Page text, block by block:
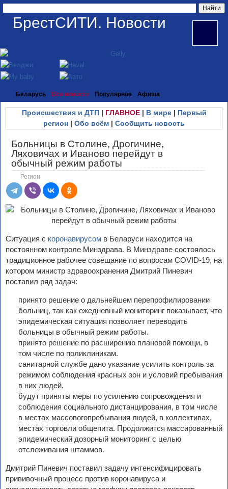
БрестСИТИ. Новости
Беларусь Все новости Популярное Афиша
Происшествия и ДТП| ГЛАВНОЕ| В мире| Первый
регион | Обо всём | Сообщить новость
Больницы в Столине, Дрогичине,
Ляховичах и Иваново перейдут в
обычный режим работы
Регион
Ситуация с коронавирусом в Беларуси находится на
постоянном контроле Минздрава. В Минздраве состоялось
традиционное рабочее совещание по вопросам COVID-19, на
котором министр здравоохранения Дмитрий Пиневич
поставил ряд задач:
принято решение о дальнейшем перепрофилировании
больниц, так как ежедневный мониторинг показывает, что
эпидемическая ситуация позволяет переводить
больницы в обычный режим работы.
принято решение по расширению плановой помощи, в
том числе по поликлиникам.
санитарной службе дано указание усилить контроль за
режимом соблюдения красных зон и условий пребывания
в них людей.
будут приняты меры по усилению сопровождения и
соблюдения социального дистанцирования, в том числе
в местах массовогопребывания людей, в коллективах,
местах торговли общепита. Продолжится массированный
эпидемический дозорный мониторинг с целью
отслеживания штаммов.
Дмитрий Пиневич поставил задачу интенсифицировать
прививочный процесс против коронавируса и